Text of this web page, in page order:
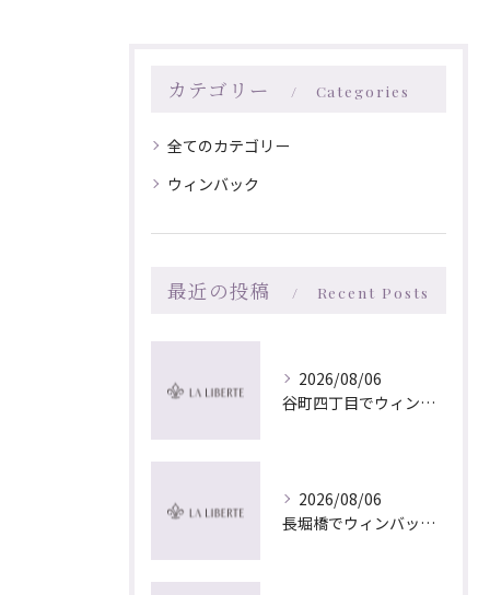
カテゴリー Categories
全てのカテゴリー
ウィンバック
最近の投稿 Recent Posts
2026/08/06
谷町四丁目でウィンバック×マッサージ｜LA LIBERTE
2026/08/06
長堀橋でウィンバック×マッサージ｜LA LIBERTE